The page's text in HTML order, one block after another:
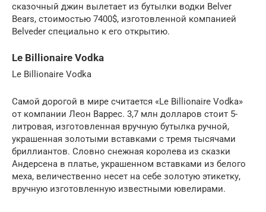
сказочный джин вылетает из бутылки водки Belver
Bears, стоимостью 7400$, изготовленной компанией
Belveder специально к его открытию.
Le Billionaire Vodka
Le Billionaire Vodka
Самой дорогой в мире считается «Le Billionaire Vodka»
от компании Леон Варрес. 3,7 млн долларов стоит 5-
литровая, изготовленная вручную бутылка ручной,
украшенная золотыми вставками с тремя тысячами
бриллиантов. Словно снежная королева из сказки
Андерсена в платье, украшенном вставками из белого
меха, величественно несет на себе золотую этикетку,
вручную изготовленную известными ювелирами.